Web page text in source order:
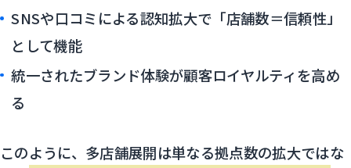
SNSや口コミによる認知拡大で「店舗数＝信頼性」
として機能
統一されたブランド体験が顧客ロイヤルティを高め
る
このように、多店舗展開は単なる拠点数の拡大ではな